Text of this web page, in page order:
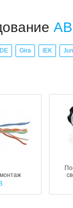
Gira IEK